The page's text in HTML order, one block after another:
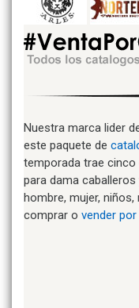
Nuestra marca lider
este paquete de
temporada trae
para dama
hombre, mujer,
comprar o vender